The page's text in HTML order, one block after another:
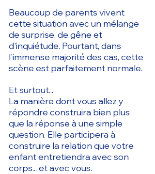
Beaucoup de parents vivent
cette situation avec un mélange
de surprise, de gêne et
d'inquiétude. Pourtant, dans
l'immense majorité des cas, cette
scène est parfaitement normale.
Et surtout...
La manière dont vous allez y
répondre construira bien plus
que la réponse à une simple
question. Elle participera à
construire la relation que votre
enfant entretiendra avec son
corps... et avec vous.